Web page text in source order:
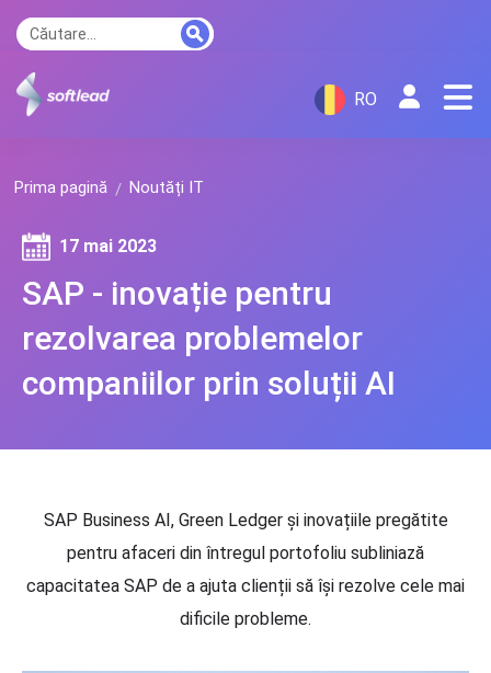
RO
Prima pagină Noutăți IT
SAP - inovație pentru
rezolvarea problemelor
companiilor prin soluții AI
17 mai 2023
SAP Business AI, Green Ledger și inovațiile pregătite
pentru afaceri din întregul portofoliu subliniază
capacitatea SAP de a ajuta clienții să își rezolve cele mai
dificile probleme.